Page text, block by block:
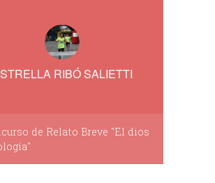
RIBÓ SALIETTI
de Relato Breve "El dios